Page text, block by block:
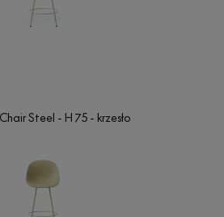
Steel - H 75 - krzesło